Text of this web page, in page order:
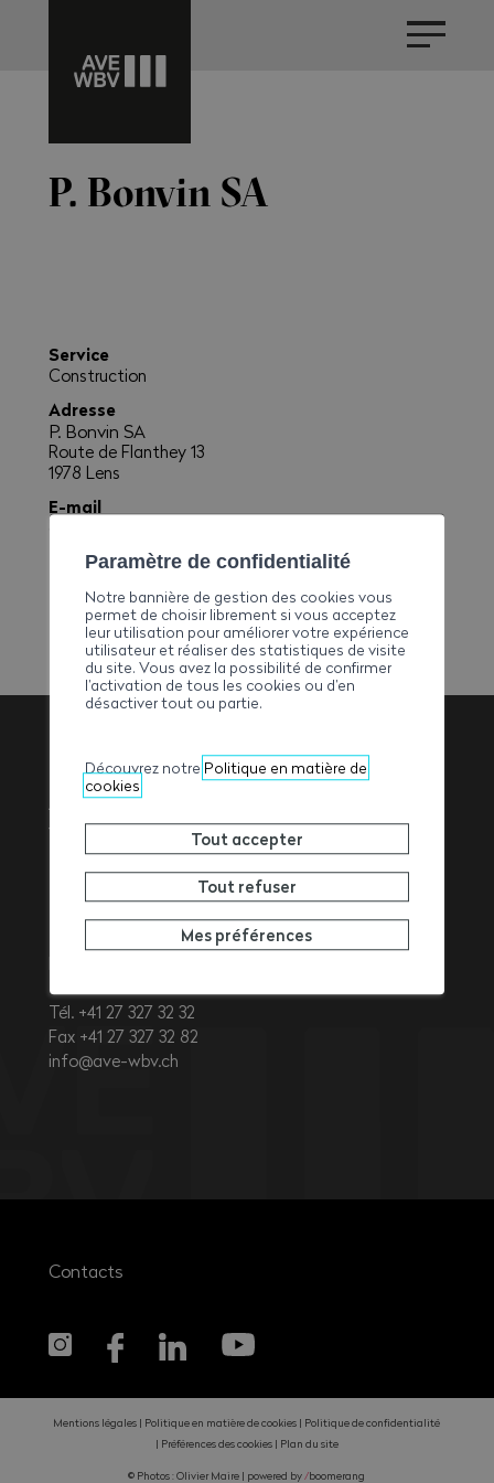
P. Bonvin SA
Service
Construction
Adresse
P. Bonvin SA
Route de Flanthey 13
1978 Lens
E-mail
Téléphone
Association
Valaisanne des
Entrepreneurs
Tél. +41 27 327 32 32
Fax +41 27 327 32 82
info@ave-wbv.ch
Contacts
Mentions légales Politique en matière de cookies
Politique de confidentialité
Préférences des cookies
Plan du site
© Photos : Olivier Maire | powered by/boomerang
Paramètre de confidentialité
Notre bannière de gestion des cookies vous
permet de choisir librement si vous acceptez
leur utilisation pour améliorer votre expérience
utilisateur et réaliser des statistiques de visite
du site. Vous avez la possibilité de confirmer
l’activation de tous les cookies ou d’en
désactiver tout ou partie.
Découvrez notre Politique en matière de
cookies
Tout accepter
Tout refuser
Mes préférences